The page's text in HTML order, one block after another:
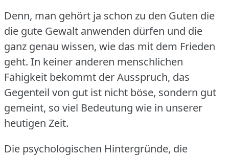
Denn, man gehört ja schon zu den Guten die
die gute Gewalt anwenden dürfen und die
ganz genau wissen, wie das mit dem Frieden
geht. In keiner anderen menschlichen
Fähigkeit bekommt der Ausspruch, das
Gegenteil von gut ist nicht böse, sondern gut
gemeint, so viel Bedeutung wie in unserer
heutigen Zeit.
Die psychologischen Hintergründe, die